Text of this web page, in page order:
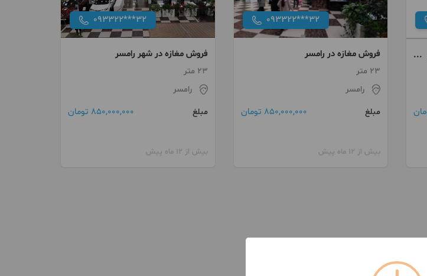
093322***32
فروش مغازه در رامسر
23 متر
رامسر
مبلغ
850,000,000 تومان
بیش از 12 ماه پیش
093322***32
فروش مغازه در شهر رامسر
23 متر
رامسر
مبلغ
850,000,000 تومان
بیش از 12 ماه پیش